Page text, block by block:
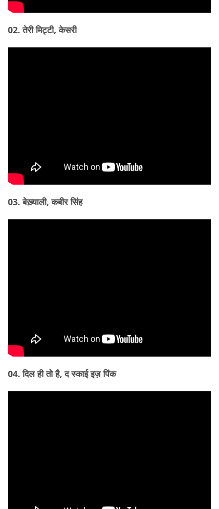
02. तेरी मिट्टी, केसरी
03. बेख़्याली, कबीर सिंह
04. दिल ही तो है, द स्काई इज़ पिंक